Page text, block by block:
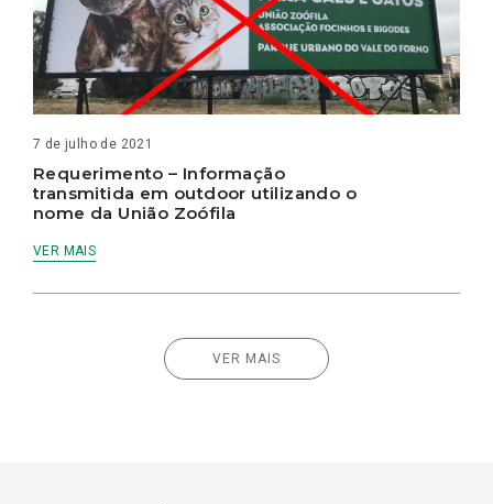
7 de julho de 2021
Requerimento – Informação
transmitida em outdoor utilizando o
nome da União Zoófila
VER MAIS
VER MAIS